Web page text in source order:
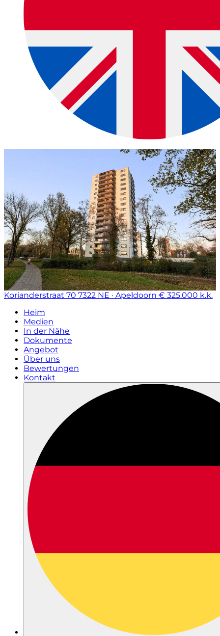
Korianderstraat 70 7322 NE · Apeldoorn € 325.000 k.k.
Heim
Medien
In der Nähe
Dokumente
Angebot
Über uns
Bewertungen
Kontakt